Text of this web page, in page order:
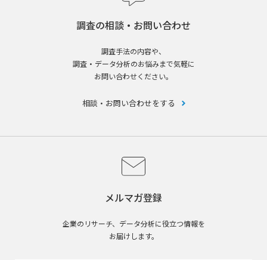
調査の相談・お問い合わせ
調査手法の内容や、
調査・データ分析のお悩みまで気軽に
お問い合わせください。
相談・お問い合わせをする
メルマガ登録
企業のリサーチ、データ分析に役立つ情報を
お届けします。